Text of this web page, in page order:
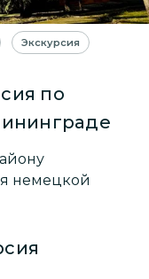
Экскурсия
по
немецкой